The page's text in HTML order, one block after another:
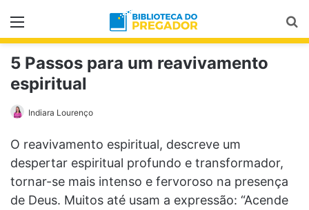
Menu
5 Passos para um reavivamento
espiritual
Indiara Lourenço
O reavivamento espiritual, descreve um
despertar espiritual profundo e transformador,
tornar-se mais intenso e fervoroso na presença
de Deus. Muitos até usam a expressão: “Acende